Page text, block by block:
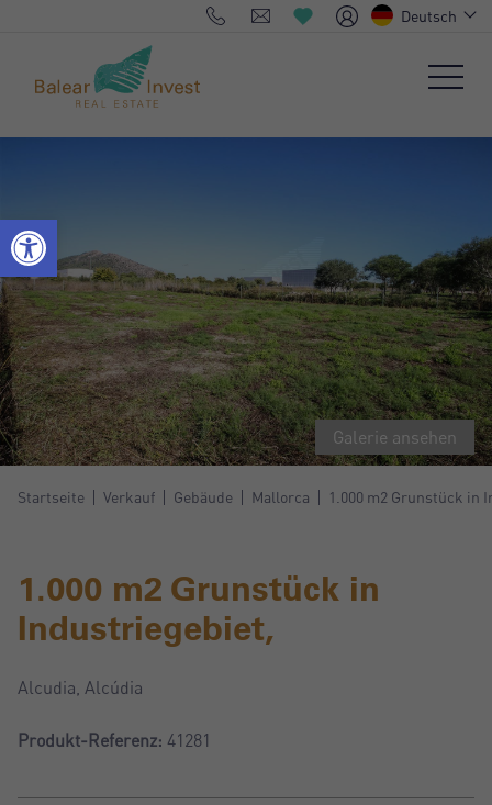
Deutsch
Galerie ansehen
Startseite Verkauf Gebäude Mallorca 1.000 m2 Grunstück in
1.000 m2 Grunstück in
Industriegebiet,
Alcudia, Alcúdia
Produkt-Referenz: 41281